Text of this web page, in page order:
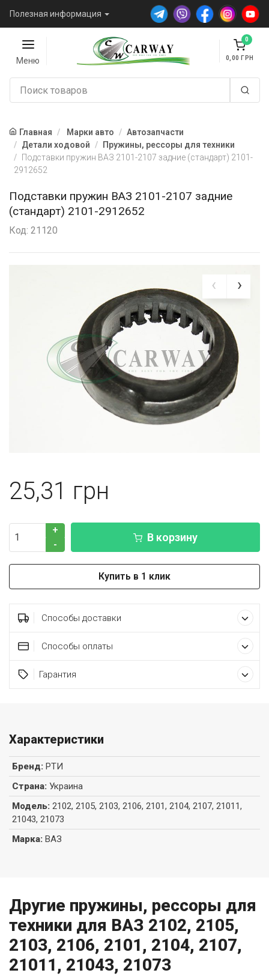
Полезная информация
Меню
0
0,00
Главная Марки авто
Автозапчасти
Детали ходовой
Пружины, рессоры для техники
Подставки пружин ВАЗ 2101-2107 задние (стандарт) 2101-
2912652
Подставки пружин ВАЗ 2101-2107 задние
(стандарт) 2101-2912652
Код: 21120
25,31
+
-
В корзину
Купить в 1 клик
Способы доставки
Способы оплаты
Гарантия
Характеристики
Бренд: РТИ
Страна: Украина
Модель: 2102, 2105, 2103, 2106, 2101, 2104, 2107, 21011,
21043, 21073
Марка: ВАЗ
Другие пружины, рессоры для
техники для ВАЗ 2102, 2105,
2103, 2106, 2101, 2104, 2107,
21011, 21043, 21073